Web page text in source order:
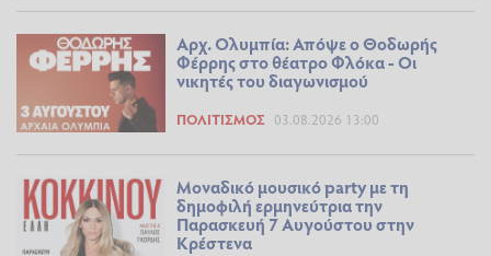
Αρχ. Ολυμπία: Απόψε ο Θοδωρής
Φέρρης στο θέατρο Φλόκα - Οι
νικητές του διαγωνισμού
ΠΟΛΙΤΙΣΜΌΣ 03.08.2026 13:00
Μοναδικό μουσικό party με τη
δημοφιλή ερμηνεύτρια την
Παρασκευή 7 Αυγούστου στην
Κρέστενα